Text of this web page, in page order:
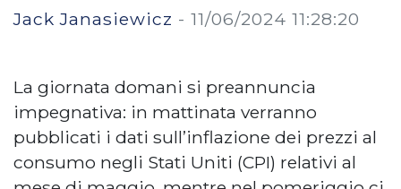
Jack Janasiewicz - 11/06/2024 11:28:20
La giornata domani si preannuncia
impegnativa: in mattinata verranno
pubblicati i dati sull’inflazione dei prezzi al
consumo negli Stati Uniti (CPI) relativi al